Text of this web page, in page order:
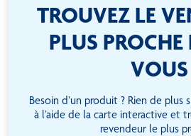
TROUVEZ LE
PLUS PROCHE
VOUS
Besoin d’un produit ? Rien de plus
à l’aide de la carte interactive et
revendeur le plus